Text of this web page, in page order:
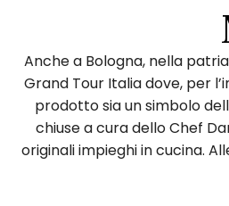
Anche a Bologna, nella
Grand Tour Italia dove, per
prodotto sia un simbolo
chiuse a cura dello Chef
originali impieghi in cucina.